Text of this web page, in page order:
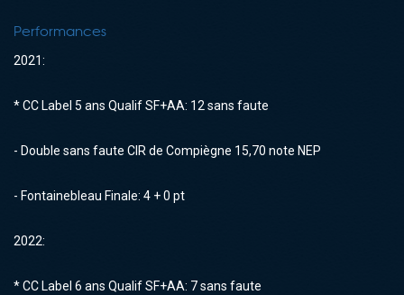
Performances
2021:
* CC Label 5 ans Qualif SF+AA: 12 sans faute
- Double sans faute CIR de Compiègne 15,70 note NEP
- Fontainebleau Finale: 4 + 0 pt
2022:
* CC Label 6 ans Qualif SF+AA: 7 sans faute